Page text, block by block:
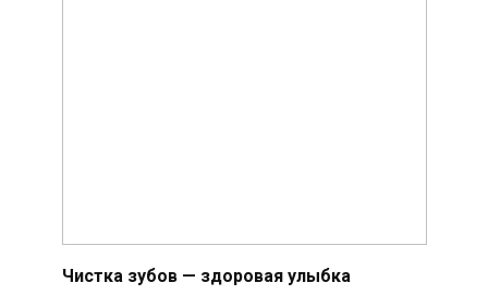
Чистка зубов — здоровая улыбка